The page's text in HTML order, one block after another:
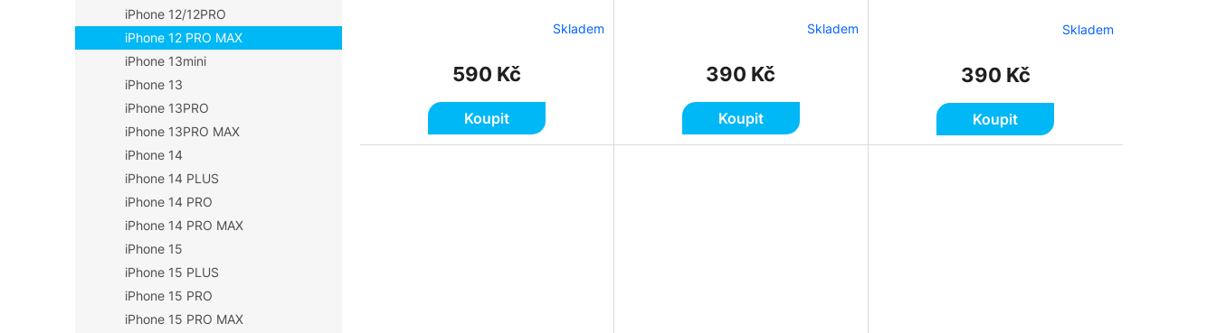
iPhone 12/12PRO
iPhone 12 PRO MAX
iPhone 13mini
iPhone 13
iPhone 13PRO
iPhone 13PRO MAX
iPhone 14
iPhone 14 PLUS
iPhone 14 PRO
iPhone 14 PRO MAX
iPhone 15
iPhone 15 PLUS
iPhone 15 PRO
iPhone 15 PRO MAX
Skladem
590 Kč
Koupit
Skladem
390 Kč
Koupit
Skladem
390 Kč
Koupit